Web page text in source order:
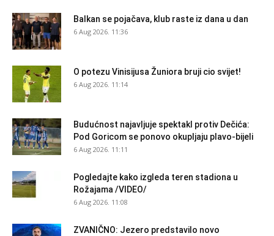
Balkan se pojačava, klub raste iz dana u dan
6 Aug 2026. 11:36
O potezu Vinisijusa Žuniora bruji cio svijet!
6 Aug 2026. 11:14
Budućnost najavljuje spektakl protiv Dečića:
Pod Goricom se ponovo okupljaju plavo-bijeli
6 Aug 2026. 11:11
Pogledajte kako izgleda teren stadiona u
Rožajama /VIDEO/
6 Aug 2026. 11:08
ZVANIČNO: Jezero predstavilo novo